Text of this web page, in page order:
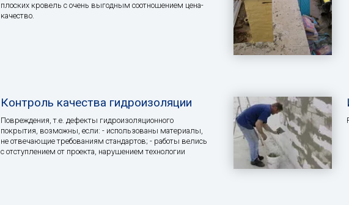
плоских кровель с очень выгодным соотношением цена-
качество.
Контроль качества гидроизоляции
Повреждения, т.е. дефекты гидроизоляционного
покрытия, возможны, если: - использованы материалы,
не отвечающие требованиям стандартов; - работы велись
с отступлением от проекта, нарушением технологии